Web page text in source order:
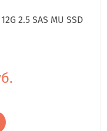
2.5 SAS MU SSD